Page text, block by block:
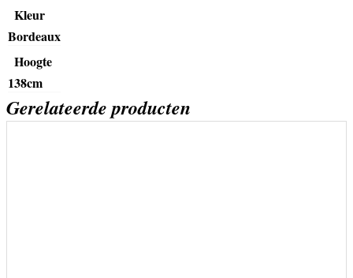
Kleur
Bordeaux
Hoogte
138cm
Gerelateerde producten